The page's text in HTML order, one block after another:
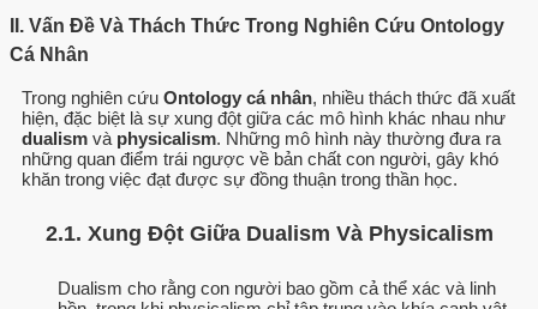
II. Vấn Đề Và Thách Thức Trong Nghiên Cứu Ontology
Cá Nhân
Trong nghiên cứu Ontology cá nhân, nhiều thách thức đã xuất
hiện, đặc biệt là sự xung đột giữa các mô hình khác nhau như
dualism và physicalism. Những mô hình này thường đưa ra
những quan điểm trái ngược về bản chất con người, gây khó
khăn trong việc đạt được sự đồng thuận trong thần học.
2.1. Xung Đột Giữa Dualism Và Physicalism
Dualism cho rằng con người bao gồm cả thể xác và linh